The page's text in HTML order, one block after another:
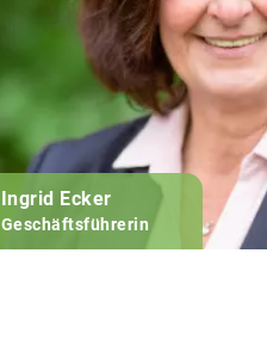
Ingrid Ecker
Geschäftsführerin